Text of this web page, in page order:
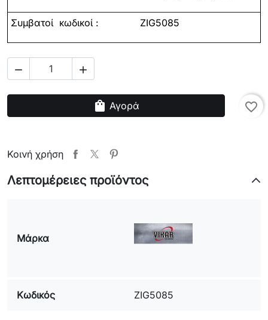
Συμβατοί κωδικοί : ZIG5085
 
shopping_bag Αγορά favorite_border
Κοινή χρήση
Λεπτομέρειες προϊόντος
Μάρκα
Κωδικός ZIG5085